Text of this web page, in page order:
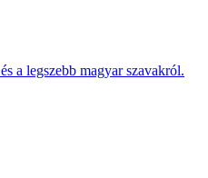
a legszebb magyar szavakról.